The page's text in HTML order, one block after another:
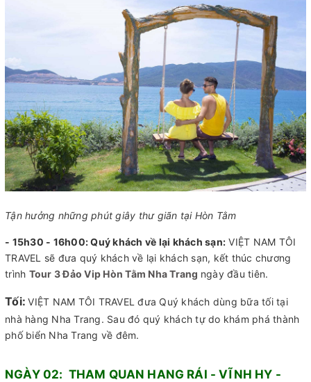
Tận hưởng những phút giây thư giãn tại Hòn Tằm
- 15h30 - 16h00:Quý khách về lại khách sạn: VIỆT NAM TÔI
TRAVEL sẽ đưa quý khách về lại khách sạn, kết thúc chương
trình Tour 3 Đảo Vip Hòn Tằm Nha Trang ngày đầu tiên.
Tối: VIỆT NAM TÔI TRAVEL đưa Quý khách dùng bữa tối tại
nhà hàng Nha Trang. Sau đó quý khách tự do khám phá thành
phố biển Nha Trang về đêm.
NGÀY 02: THAM QUAN HANG RÁI - VĨNH HY -